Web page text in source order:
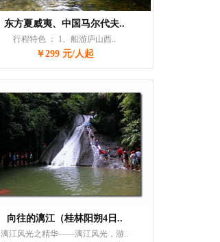
东方夏威夷、中国马尔代夫..
行程特色 ： 1、船游庐山西..
￥299 元/人起
向往的漓江（桂林阳朔4日..
漓江风光之精华——漓江风光，游..